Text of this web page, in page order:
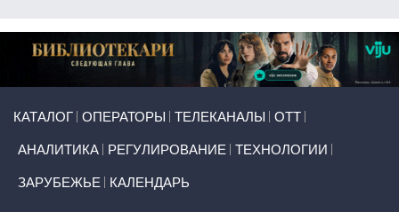
КАТАЛОГ ОПЕРАТОРЫ ТЕЛЕКАНАЛЫ ОТТ
АНАЛИТИКА РЕГУЛИРОВАНИЕ ТЕХНОЛОГИИ
ЗАРУБЕЖЬЕ КАЛЕНДАРЬ